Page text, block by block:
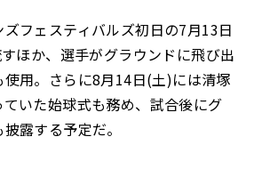
フェスティバルズ初日の7月13日
ほか、選手がグラウンドに飛び出
使用。さらに8月14日(土)には清塚
いた始球式も務め、試合後にグ
露する予定だ。